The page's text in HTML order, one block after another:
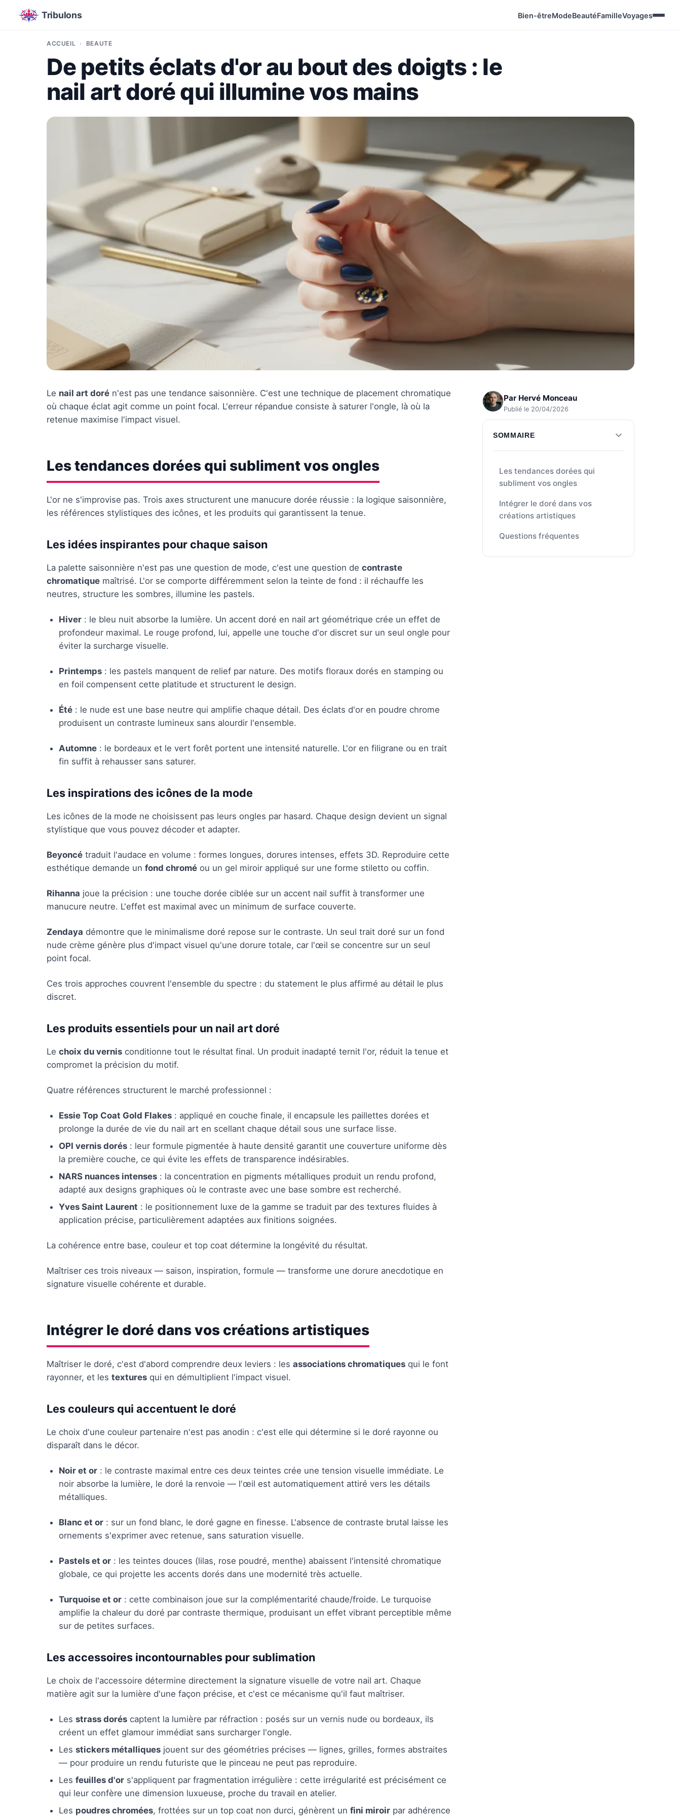
Tribulons Bien-êtreModeBeautéFamilleVoyages
ACCUEIL BEAUTÉ
De petits éclats d'or au bout des doigts : le
nail art doré qui illumine vos mains
Par Hervé Monceau
Publié le 20/04/2026
SOMMAIRE
Les tendances dorées qui
subliment vos ongles
Intégrer le doré dans vos
créations artistiques
Questions fréquentes
Le nail art doré n'est pas une tendance saisonnière. C'est une technique de placement chromatique
où chaque éclat agit comme un point focal. L'erreur répandue consiste à saturer l'ongle, là où la
retenue maximise l'impact visuel.
Les tendances dorées qui subliment vos ongles
L'or ne s'improvise pas. Trois axes structurent une manucure dorée réussie : la logique saisonnière,
les références stylistiques des icônes, et les produits qui garantissent la tenue.
Les idées inspirantes pour chaque saison
La palette saisonnière n'est pas une question de mode, c'est une question de contraste
chromatique maîtrisé. L'or se comporte différemment selon la teinte de fond : il réchauffe les
neutres, structure les sombres, illumine les pastels.
Hiver : le bleu nuit absorbe la lumière. Un accent doré en nail art géométrique crée un effet de
profondeur maximal. Le rouge profond, lui, appelle une touche d'or discret sur un seul ongle pour
éviter la surcharge visuelle.
Printemps : les pastels manquent de relief par nature. Des motifs floraux dorés en stamping ou
en foil compensent cette platitude et structurent le design.
Été : le nude est une base neutre qui amplifie chaque détail. Des éclats d'or en poudre chrome
produisent un contraste lumineux sans alourdir l'ensemble.
Automne : le bordeaux et le vert forêt portent une intensité naturelle. L'or en filigrane ou en trait
fin suffit à rehausser sans saturer.
Les inspirations des icônes de la mode
Les icônes de la mode ne choisissent pas leurs ongles par hasard. Chaque design devient un signal
stylistique que vous pouvez décoder et adapter.
Beyoncé traduit l'audace en volume : formes longues, dorures intenses, effets 3D. Reproduire cette
esthétique demande un fond chromé ou un gel miroir appliqué sur une forme stiletto ou coffin.
Rihanna joue la précision : une touche dorée ciblée sur un accent nail suffit à transformer une
manucure neutre. L'effet est maximal avec un minimum de surface couverte.
Zendaya démontre que le minimalisme doré repose sur le contraste. Un seul trait doré sur un fond
nude crème génère plus d'impact visuel qu'une dorure totale, car l'œil se concentre sur un seul
point focal.
Ces trois approches couvrent l'ensemble du spectre : du statement le plus affirmé au détail le plus
discret.
Les produits essentiels pour un nail art doré
Le choix du vernis conditionne tout le résultat final. Un produit inadapté ternit l'or, réduit la tenue et
compromet la précision du motif.
Quatre références structurent le marché professionnel :
Essie Top Coat Gold Flakes : appliqué en couche finale, il encapsule les paillettes dorées et
prolonge la durée de vie du nail art en scellant chaque détail sous une surface lisse.
OPI vernis dorés : leur formule pigmentée à haute densité garantit une couverture uniforme dès
la première couche, ce qui évite les effets de transparence indésirables.
NARS nuances intenses : la concentration en pigments métalliques produit un rendu profond,
adapté aux designs graphiques où le contraste avec une base sombre est recherché.
Yves Saint Laurent : le positionnement luxe de la gamme se traduit par des textures fluides à
application précise, particulièrement adaptées aux finitions soignées.
La cohérence entre base, couleur et top coat détermine la longévité du résultat.
Maîtriser ces trois niveaux — saison, inspiration, formule — transforme une dorure anecdotique en
signature visuelle cohérente et durable.
Intégrer le doré dans vos créations artistiques
Maîtriser le doré, c'est d'abord comprendre deux leviers : les associations chromatiques qui le font
rayonner, et les textures qui en démultiplient l'impact visuel.
Les couleurs qui accentuent le doré
Le choix d'une couleur partenaire n'est pas anodin : c'est elle qui détermine si le doré rayonne ou
disparaît dans le décor.
Noir et or : le contraste maximal entre ces deux teintes crée une tension visuelle immédiate. Le
noir absorbe la lumière, le doré la renvoie — l'œil est automatiquement attiré vers les détails
métalliques.
Blanc et or : sur un fond blanc, le doré gagne en finesse. L'absence de contraste brutal laisse les
ornements s'exprimer avec retenue, sans saturation visuelle.
Pastels et or : les teintes douces (lilas, rose poudré, menthe) abaissent l'intensité chromatique
globale, ce qui projette les accents dorés dans une modernité très actuelle.
Turquoise et or : cette combinaison joue sur la complémentarité chaude/froide. Le turquoise
amplifie la chaleur du doré par contraste thermique, produisant un effet vibrant perceptible même
sur de petites surfaces.
Les accessoires incontournables pour sublimation
Le choix de l'accessoire détermine directement la signature visuelle de votre nail art. Chaque
matière agit sur la lumière d'une façon précise, et c'est ce mécanisme qu'il faut maîtriser.
Les strass dorés captent la lumière par réfraction : posés sur un vernis nude ou bordeaux, ils
créent un effet glamour immédiat sans surcharger l'ongle.
Les stickers métalliques jouent sur des géométries précises — lignes, grilles, formes abstraites
— pour produire un rendu futuriste que le pinceau ne peut pas reproduire.
Les feuilles d'or s'appliquent par fragmentation irrégulière : cette irrégularité est précisément ce
qui leur confère une dimension luxueuse, proche du travail en atelier.
Les poudres chromées, frottées sur un top coat non durci, génèrent un fini miroir par adhérence